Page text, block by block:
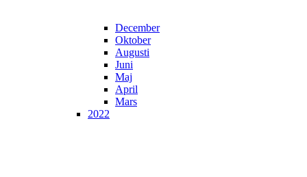
December
Oktober
Augusti
Juni
Maj
April
Mars
2022